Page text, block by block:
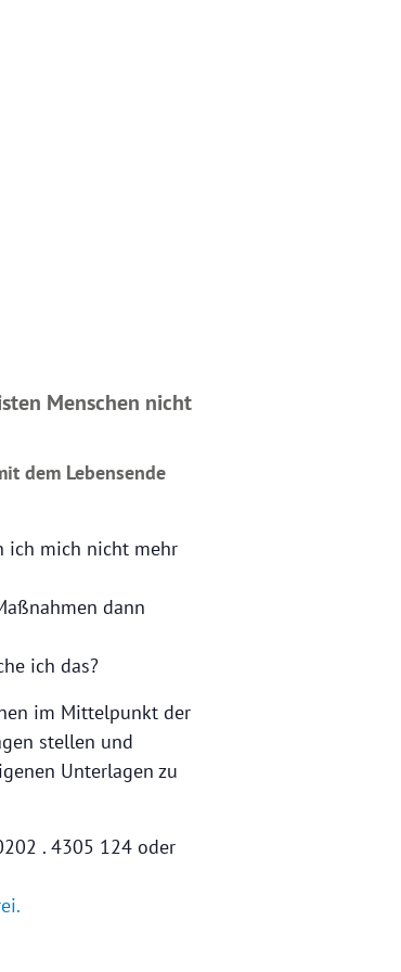
Menschen nicht
dem Lebensende
ich mich nicht mehr
dann
ich das?
im Mittelpunkt der
stellen und
Unterlagen zu
. 4305 124 oder